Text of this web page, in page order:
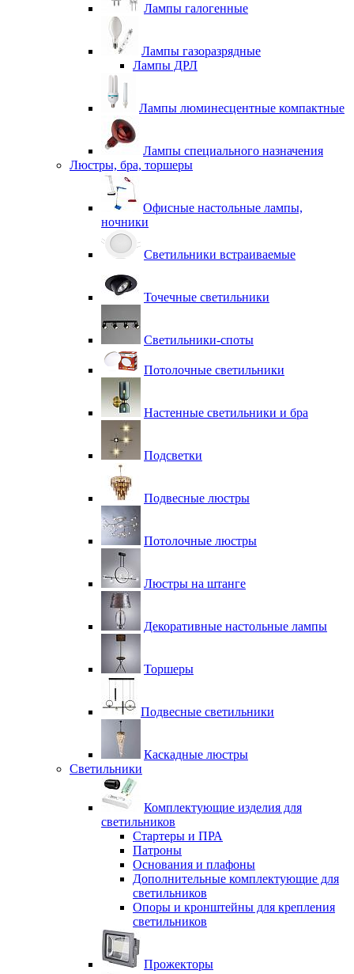
Лампы галогенные
Лампы газоразрядные
Лампы ДРЛ
Лампы люминесцентные компактные
Лампы специального назначения
Люстры, бра, торшеры
Офисные настольные лампы,
ночники
Светильники встраиваемые
Точечные светильники
Светильники-споты
Потолочные светильники
Настенные светильники и бра
Подсветки
Подвесные люстры
Потолочные люстры
Люстры на штанге
Декоративные настольные лампы
Торшеры
Подвесные светильники
Каскадные люстры
Светильники
Комплектующие изделия для
светильников
Стартеры и ПРА
Патроны
Основания и плафоны
Дополнительные комплектующие для
светильников
Опоры и кронштейны для крепления
светильников
Прожекторы